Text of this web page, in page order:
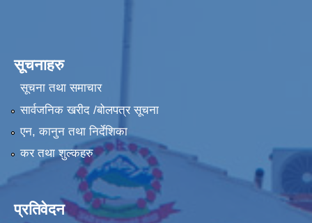
सूचनाहरु
सूचना तथा समाचार
सार्वजनिक खरीद /बोलपत्र सूचना
एन, कानुन तथा निर्देशिका
कर तथा शुल्कहरु
प्रतिवेदन